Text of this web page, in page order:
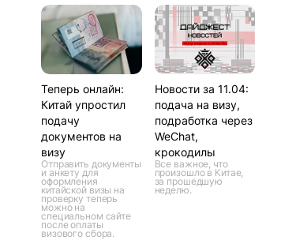
Теперь онлайн:
Китай упростил
подачу
документов на
визу
Отправить документы
и анкету для
оформления
китайской визы на
проверку теперь
можно на
специальном сайте
после оплаты
визового сбора.
Новости за 11.04:
подача на визу,
подработка через
WeChat,
крокодилы
Все важное, что
произошло в Китае,
за прошедшую
неделю.